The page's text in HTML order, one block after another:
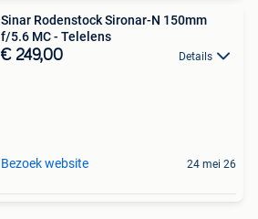
Sinar Rodenstock Sironar-N 150mm
f/5.6 MC - Telelens
€ 249,00 Details
Bezoek website 24 mei 26